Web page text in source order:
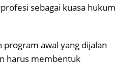
sebagai kuasa hukum
awal yang dijalan
harus membentuk